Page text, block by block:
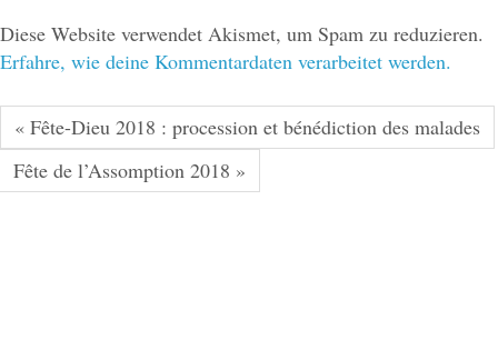
Diese Website verwendet Akismet, um Spam zu reduzieren.
Erfahre, wie deine Kommentardaten verarbeitet werden.
« Fête-Dieu 2018 : procession et bénédiction des malades
Fête de l’Assomption 2018 »